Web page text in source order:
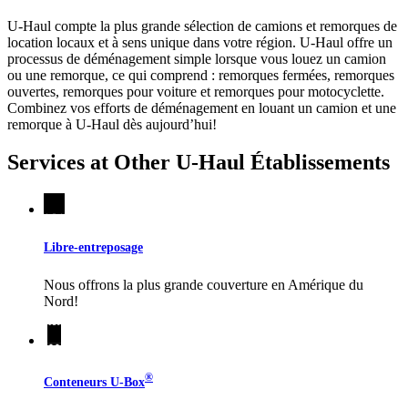
U-Haul compte la plus grande sélection de camions et remorques de
location locaux et à sens unique dans votre région. U-Haul offre un
processus de déménagement simple lorsque vous louez un camion
ou une remorque, ce qui comprend : remorques fermées, remorques
ouvertes, remorques pour voiture et remorques pour motocyclette.
Combinez vos efforts de déménagement en louant un camion et une
remorque à U-Haul dès aujourd’hui!
Services at Other U-Haul Établissements
Libre-entreposage
Nous offrons la plus grande couverture en Amérique du
Nord!
Conteneurs U-Box®